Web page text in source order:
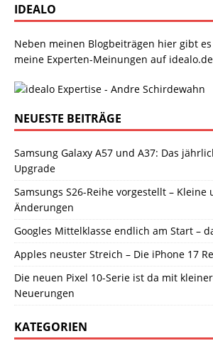
IDEALO
Neben meinen Blogbeiträgen hier gibt
meine Experten-Meinungen auf
NEUESTE BEITRÄGE
Samsung Galaxy A57 und A37: Das
Upgrade
Samsungs S26-Reihe vorgestellt – Kleine
Änderungen
Googles Mittelklasse endlich am Start –
Apples neuster Streich – Die iPhone 17
Die neuen Pixel 10-Serie ist da mit
Neuerungen
KATEGORIEN